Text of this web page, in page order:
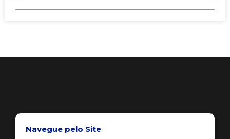
Navegue pelo Site